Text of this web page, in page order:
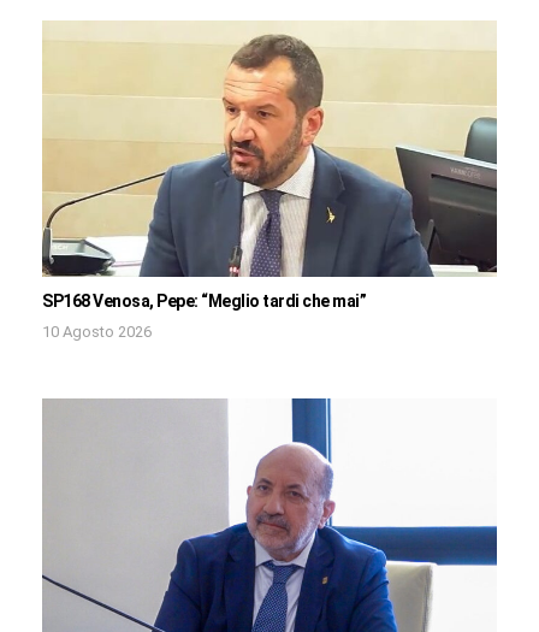
SP168 Venosa, Pepe: “Meglio tardi che mai”
10 Agosto 2026